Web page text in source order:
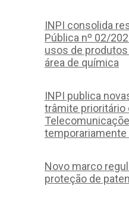
INPI consolida
Pública nº 02/
usos de
área de química
INPI publica
trâmite prioritário
temporariamente
Novo marco
proteção de